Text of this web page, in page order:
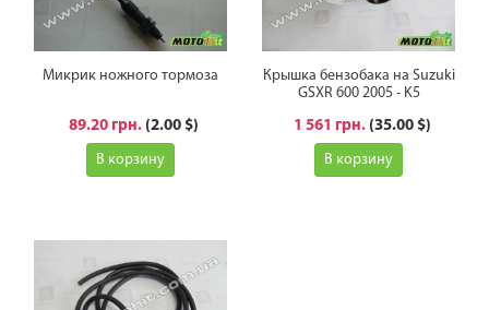
Микрик ножного тормоза
89.20 грн. (2.00 $)
В корзину
Крышка бензобака на Suzuki
GSXR 600 2005 - K5
1 561 грн. (35.00 $)
В корзину